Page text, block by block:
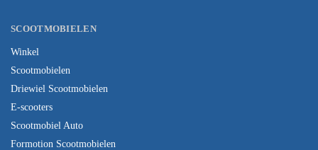
SCOOTMOBIELEN
Winkel
Scootmobielen
Driewiel Scootmobielen
E-scooters
Scootmobiel Auto
Formotion Scootmobielen